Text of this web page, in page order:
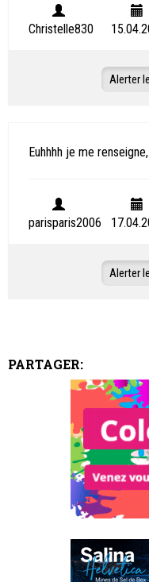
Christelle830
Alerter
Euhhhh je me
parisparis2006
Alerter
PARTAGER: